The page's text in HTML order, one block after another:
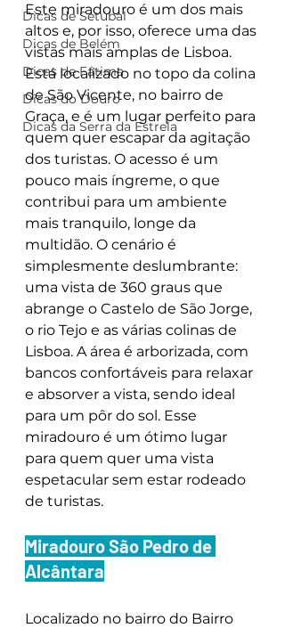
Dicas de Setúbal
Dicas de Belém
Dicas de Fátima
Dicas do Douro
Dicas da Serra da Estrela
Este miradouro é um dos mais
altos e, por isso, oferece uma das
vistas mais amplas de Lisboa.
Está localizado no topo da colina
de São Vicente, no bairro de
Graça, e é um lugar perfeito para
quem quer escapar da agitação
dos turistas. O acesso é um
pouco mais íngreme, o que
contribui para um ambiente
mais tranquilo, longe da
multidão. O cenário é
simplesmente deslumbrante:
uma vista de 360 graus que
abrange o Castelo de São Jorge,
o rio Tejo e as várias colinas de
Lisboa. A área é arborizada, com
bancos confortáveis para relaxar
e absorver a vista, sendo ideal
para um pôr do sol. Esse
miradouro é um ótimo lugar
para quem quer uma vista
espetacular sem estar rodeado
de turistas.
Miradouro São Pedro de
Alcântara
Localizado no bairro do Bairro